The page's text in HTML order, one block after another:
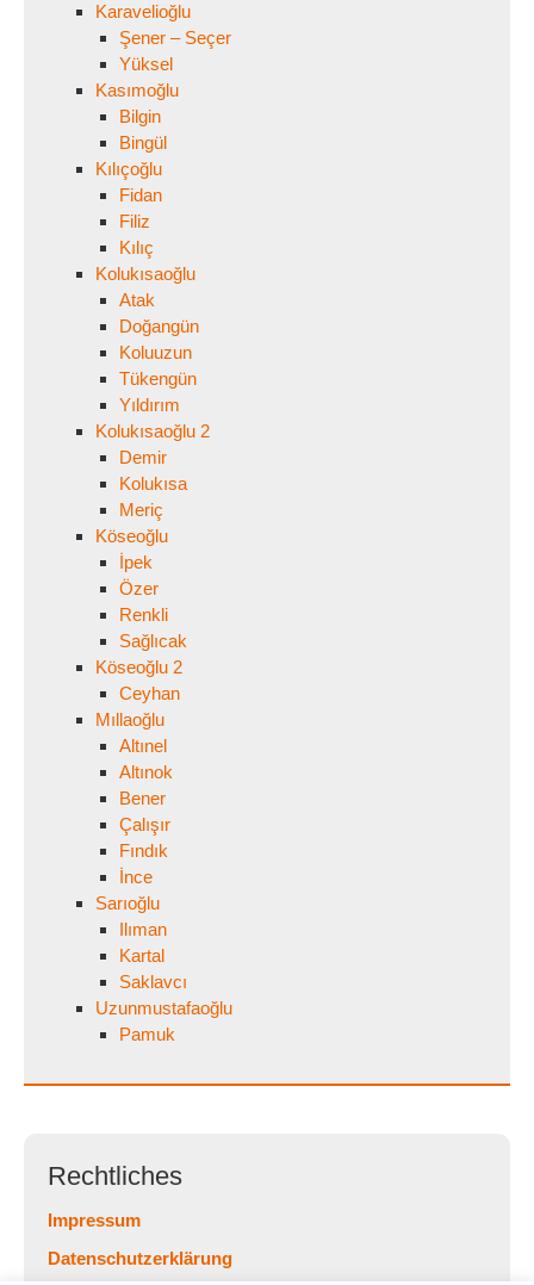
Karavelioğlu
Şener – Seçer
Yüksel
Kasımoğlu
Bilgin
Bingül
Kılıçoğlu
Fidan
Filiz
Kılıç
Kolukısaoğlu
Atak
Doğangün
Koluuzun
Tükengün
Yıldırım
Kolukısaoğlu 2
Demir
Kolukısa
Meriç
Köseoğlu
İpek
Özer
Renkli
Sağlıcak
Köseoğlu 2
Ceyhan
Mıllaoğlu
Altınel
Altınok
Bener
Çalışır
Fındık
İnce
Sarıoğlu
Ilıman
Kartal
Saklavcı
Uzunmustafaoğlu
Pamuk
Rechtliches
Impressum
Datenschutzerklärung